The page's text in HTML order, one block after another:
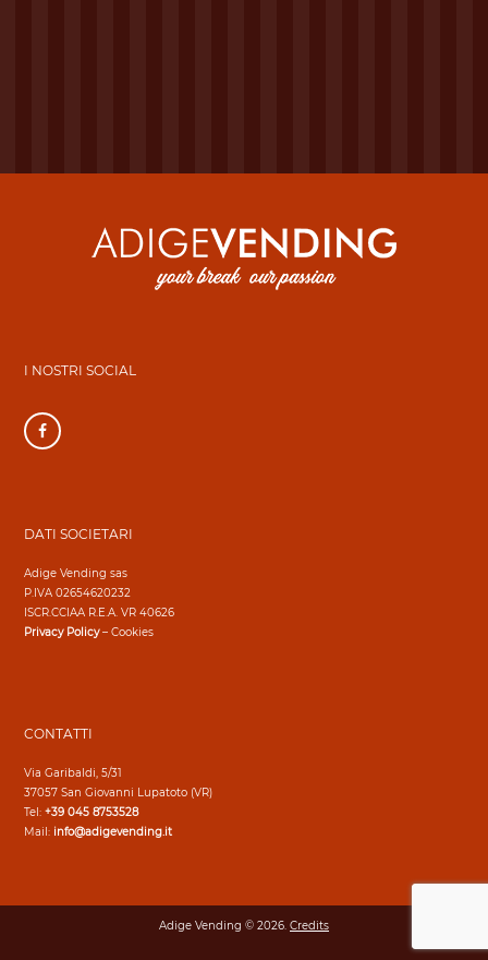
I NOSTRI SOCIAL
DATI SOCIETARI
Adige Vending sas
P.IVA 02654620232
ISCR.CCIAA R.E.A. VR 40626
Privacy Policy–Cookies
CONTATTI
Via Garibaldi, 5/31
37057 San Giovanni Lupatoto (VR)
Tel:+39 045 8753528
Mail: info@adigevending.it
Adige Vending © 2026. Credits